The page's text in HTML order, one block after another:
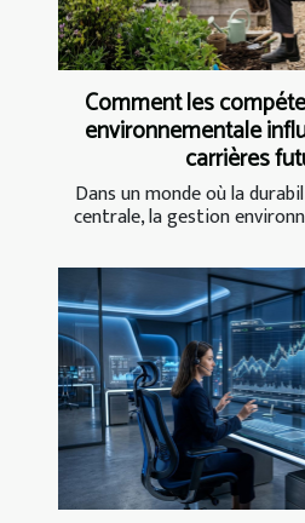
Comment les
environnementale
carrières
Dans un monde où la
centrale, la gestion